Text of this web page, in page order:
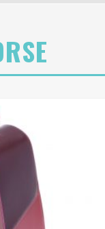
Anya Taylor-Joy, Jisoo e Willow Smith protagoniste della nuova campagna Dior Addict